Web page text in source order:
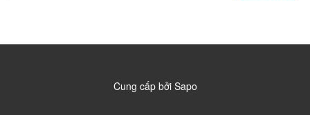
Cung cấp bởi Sapo